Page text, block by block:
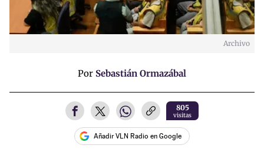
Archivo
Por Sebastián Ormazábal
805
visitas
Añadir VLN Radio en Google